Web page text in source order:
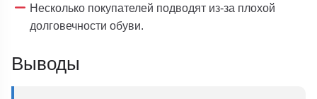
Несколько покупателей подводят из-за плохой
долговечности обуви.
Выводы